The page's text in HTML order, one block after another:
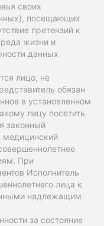
своих
посещающих
претензий к
жизни и
данных
лицо, не
обязан
в установленном
лицу посетить
законный
медицинский
При
Исполнитель
лица к
надлежащим
за состояние